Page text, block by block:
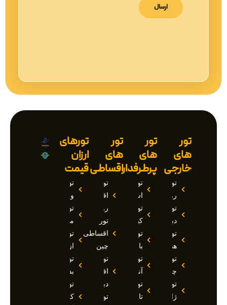
تور
های
خارجی
تور
روسیه
تور
دبی
تور
هند
تور
چین
تور
ژاپن
تور
های
پرطرفدار
تور
استانبول
تور
کیش
تور
بالی
تور
آنتالیا
تور
تایلند
تور
های
اقساطی
تور
اقساطی
روسیه
تور
اقساطی
چین
تور
اقساطی
دبی
تور
تورهای
ارزان
قیمت
تور
وان
تور
مارماریس
تور
ازمیر
تور
بدروم
تور
کوش